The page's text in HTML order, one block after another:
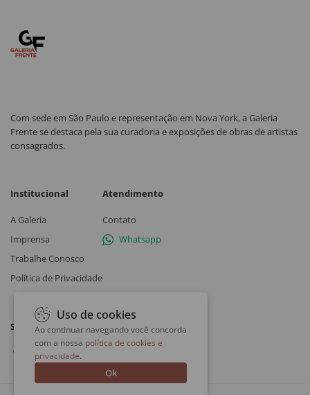
Com sede em São Paulo e representação em Nova York, a Galeria
Frente se destaca pela sua curadoria e exposições de obras de artistas
consagrados.
Institucional
A Galeria
Imprensa
Trabalhe Conosco
Política de Privacidade
Atendimento
Contato
Whatsapp
Siga a Galeria Frente
Uso de cookies
Ao continuar navegando você concorda
com a nossa política de cookies e
privacidade.
Ok